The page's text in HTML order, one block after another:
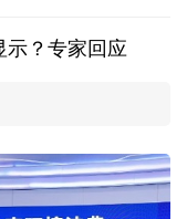
？专家回应
”
产业提质跃迁